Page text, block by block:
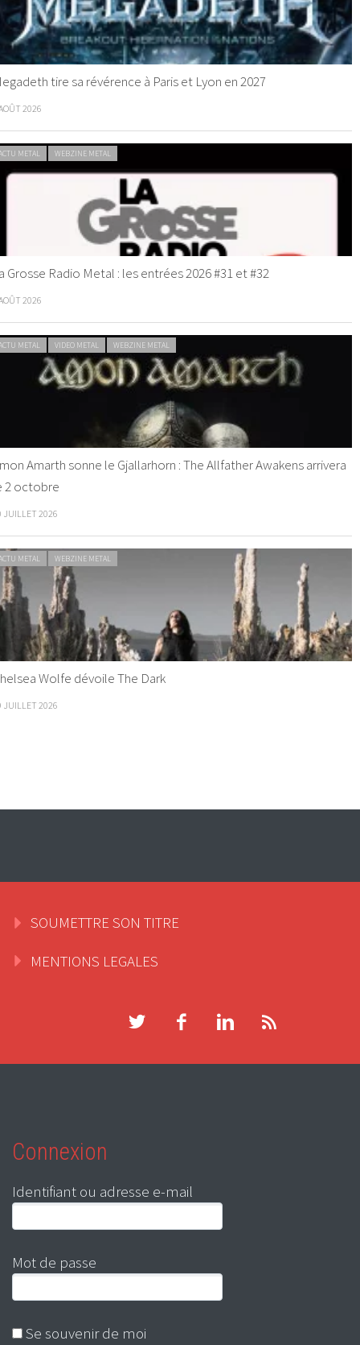
tire sa révérence à Paris et Lyon en 2027
2026
METAL WEBZINE METAL
Grosse Radio Metal : les entrées 2026 #31 et #32
2026
METAL VIDEO METAL WEBZINE METAL
Amarth sonne le Gjallarhorn : The Allfather Awakens arrivera
2 octobre
JUILLET 2026
METAL WEBZINE METAL
Wolfe dévoile The Dark
JUILLET 2026
SOUMETTRE SON TITRE
MENTIONS LEGALES
Connexion
Identifiant ou adresse e-mail
Mot de passe
Se souvenir de moi